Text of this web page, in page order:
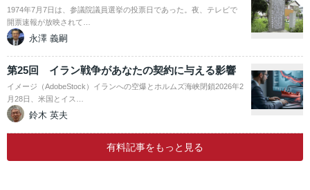
1974年7月7日は、参議院議員選挙の投票日であった。夜、テレビで
開票速報が放映されて…
永澤 義嗣
第25回 イラン戦争があなたの契約に与える影響
イメージ（AdobeStock）イランへの空爆とホルムズ海峡閉鎖2026年2
月28日、米国とイス…
鈴木 英夫
有料記事をもっと見る